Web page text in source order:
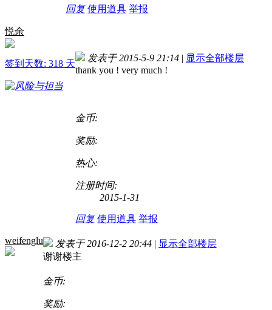
回复 使用道具 举报
悦余
签到天数: 318 天
发表于 2015-5-9 21:14 | 显示全部楼层
thank you ! very much !
金币:
奖励:
热心:
注册时间:
2015-1-31
回复 使用道具 举报
weifenglu 发表于 2016-12-2 20:44 | 显示全部楼层
谢谢楼主
金币:
奖励: